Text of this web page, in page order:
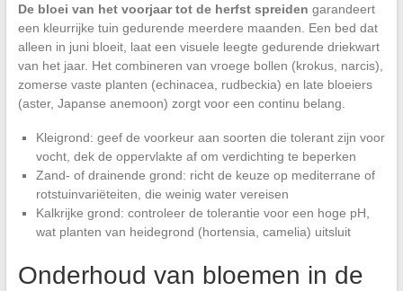
De bloei van het voorjaar tot de herfst spreiden garandeert
een kleurrijke tuin gedurende meerdere maanden. Een bed dat
alleen in juni bloeit, laat een visuele leegte gedurende driekwart
van het jaar. Het combineren van vroege bollen (krokus, narcis),
zomerse vaste planten (echinacea, rudbeckia) en late bloeiers
(aster, Japanse anemoon) zorgt voor een continu belang.
Kleigrond: geef de voorkeur aan soorten die tolerant zijn voor
vocht, dek de oppervlakte af om verdichting te beperken
Zand- of drainende grond: richt de keuze op mediterrane of
rotstuinvariëteiten, die weinig water vereisen
Kalkrijke grond: controleer de tolerantie voor een hoge pH,
wat planten van heidegrond (hortensia, camelia) uitsluit
Onderhoud van bloemen in de